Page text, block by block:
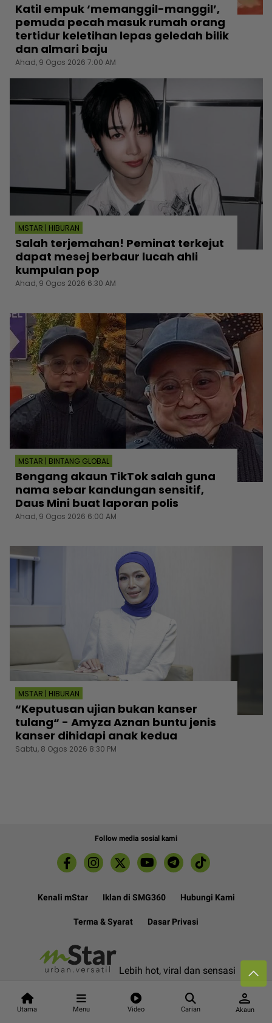
Utama Menu Video Carian
person
Akaun
Katil empuk ‘memanggil-manggil’,
pemuda pecah masuk rumah orang
tertidur keletihan lepas geledah bilik
dan almari baju
Ahad, 9 Ogos 2026 7:00 AM
MSTAR | HIBURAN
Salah terjemahan! Peminat terkejut
dapat mesej berbaur lucah ahli
kumpulan pop
Ahad, 9 Ogos 2026 6:30 AM
MSTAR | BINTANG GLOBAL
Bengang akaun TikTok salah guna
nama sebar kandungan sensitif,
Daus Mini buat laporan polis
Ahad, 9 Ogos 2026 6:00 AM
MSTAR | HIBURAN
“Keputusan ujian bukan kanser
tulang“ - Amyza Aznan buntu jenis
kanser dihidapi anak kedua
Sabtu, 8 Ogos 2026 8:30 PM
Follow media sosial kami
Kenali mStar Iklan di SMG360 Hubungi Kami
Terma & Syarat Dasar Privasi
Lebih hot, viral dan sensasi
Hakcipta Terpelihara ©
2026. Star Media Group Berhad